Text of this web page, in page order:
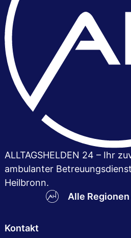
ALLTAGSHELDEN 24 – Ihr
ambulanter
Heilbronn.
Alle
Kontakt